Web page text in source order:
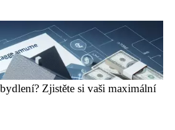
Zjistěte si vaši maximální